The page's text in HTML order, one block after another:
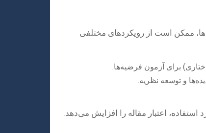
ممکن است از رویکردهای مختلفی
برای آزمون فرضیه‌ها.
و توسعه نظریه.
اعتبار مقاله را افزایش می‌دهد.